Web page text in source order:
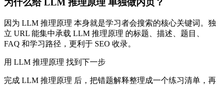
为什么给 LLM 推理原理 单独做内页？
因为 LLM 推理原理 本身就是学习者会搜索的核心关键词。独
立 URL 能集中承载 LLM 推理原理 的标题、描述、题目、
FAQ 和学习路径，更利于 SEO 收录。
用 LLM 推理原理 找到下一步
完成 LLM 推理原理 后，把错题解释整理成一个练习清单，再